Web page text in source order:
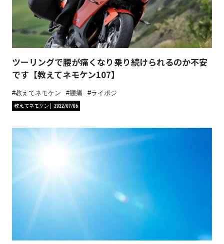
ツーリングで腰が痛くなり乗り続けられるのか不安
です【教えてネモケン107】
教えてネモケン 腰痛
ライポジ
教えてネモケン
2022/07/06